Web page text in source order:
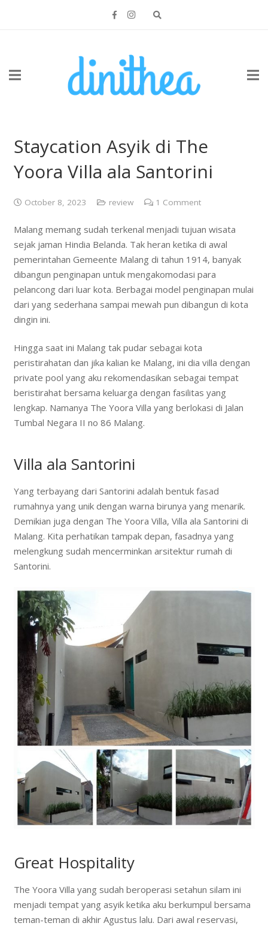
Staycation Asyik di The
Yoora Villa ala Santorini
October 8, 2023 review 1 Comment
Malang memang sudah terkenal menjadi tujuan wisata
sejak jaman Hindia Belanda. Tak heran ketika di awal
pemerintahan Gemeente Malang di tahun 1914, banyak
dibangun penginapan untuk mengakomodasi para
pelancong dari luar kota. Berbagai model penginapan mulai
dari yang sederhana sampai mewah pun dibangun di kota
dingin ini.
Hingga saat ini Malang tak pudar sebagai kota
peristirahatan dan jika kalian ke Malang, ini dia villa dengan
private pool yang aku rekomendasikan sebagai tempat
beristirahat bersama keluarga dengan fasilitas yang
lengkap. Namanya The Yoora Villa yang berlokasi di Jalan
Tumbal Negara II no 86 Malang.
Villa ala Santorini
Yang terbayang dari Santorini adalah bentuk fasad
rumahnya yang unik dengan warna birunya yang menarik.
Demikian juga dengan The Yoora Villa, Villa ala Santorini di
Malang. Kita perhatikan tampak depan, fasadnya yang
melengkung sudah mencerminkan arsitektur rumah di
Santorini.
Great Hospitality
The Yoora Villa yang sudah beroperasi setahun silam ini
menjadi tempat yang asyik ketika aku berkumpul bersama
teman-teman di akhir Agustus lalu. Dari awal reservasi,